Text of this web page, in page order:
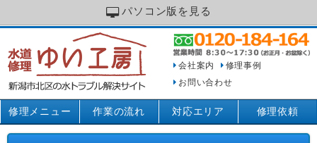
パソコン版を見る
会社案内
修理事例
お問い合わせ
修理メニュー 作業の流れ 対応エリア 修理依頼